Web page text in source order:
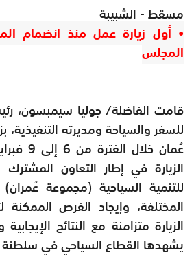
مسقط - الشبيبة
• أول زيارة عمل منذ انضمام
المجلس
قامت الفاضلة/ جوليا سيمبسون،
للسفر والسياحة ومديرته
الزيارة في إطار التعاون
للتنمية السياحية (مجموعة
المختلفة، وإيجاد الفرص الممكنة
الزيارة متزامنة مع النتائج
يشهدها القطاع السياحي في